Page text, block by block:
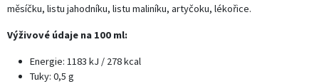
měsíčku, listu jahodníku, listu maliníku, artyčoku, lékořice.
Výživové údaje na 100 ml:
Energie: 1183 kJ / 278 kcal
Tuky: 0,5 g